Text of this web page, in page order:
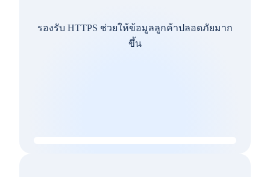
รองรับ HTTPS ช่วยให้ข้อมูลลูกค้าปลอดภัยมาก
ขึ้น